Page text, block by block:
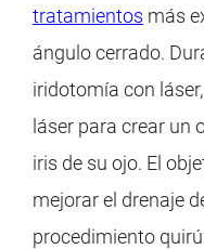
tratamientos más
ángulo cerrado.
iridotomía con
láser para crear un
iris de su ojo. El
mejorar el drenaje
procedimiento